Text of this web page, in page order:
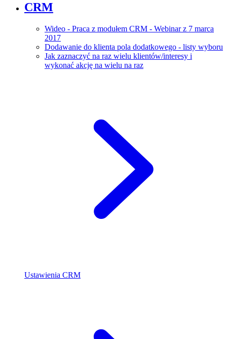
CRM
Wideo - Praca z modułem CRM - Webinar z 7 marca
2017
Dodawanie do klienta pola dodatkowego - listy wyboru
Jak zaznaczyć na raz wielu klientów/interesy i
wykonać akcję na wielu na raz
Ustawienia CRM